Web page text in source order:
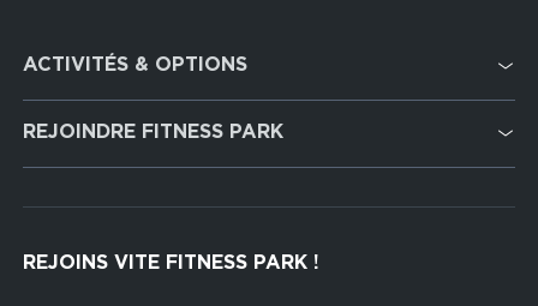
services
ACTIVITÉS & OPTIONS
Cardio Training
Musculation
Hyrox Zone
Cross Training
REJOINDRE FITNESS PARK
REJOINS VITE FITNESS PARK !